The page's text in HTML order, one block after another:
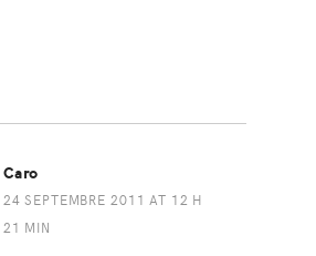
Caro
24 SEPTEMBRE 2011 AT 12 H
21 MIN